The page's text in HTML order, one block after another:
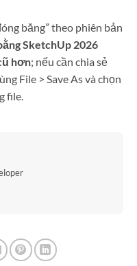
băng” theo phiên bản
SketchUp 2026
hơn; nếu cần chia sẻ
File > Save As và chọn
file.